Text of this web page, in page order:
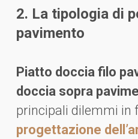
2. La tipologia di
pavimento
Piatto doccia filo
doccia sopra
principali dilemmi in
progettazione